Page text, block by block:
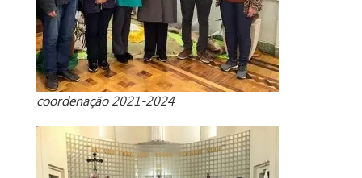
coordenação 2021-2024